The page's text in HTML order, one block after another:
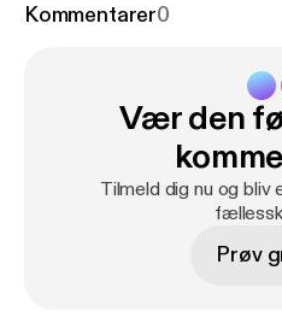
Kommentarer0
Vær den
Tilmeld dig nu og bliv
Prøv